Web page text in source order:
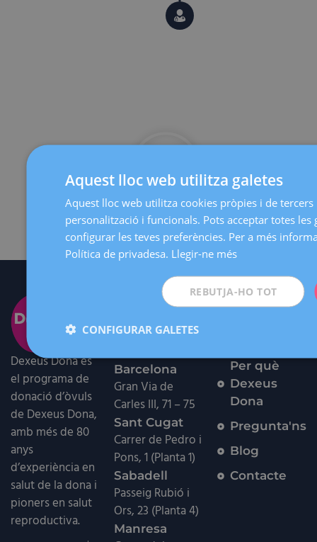
Vull ser donant
Dexeus Dona és
el programa de
donació d’òvuls
de Dexeus Dona,
amb més de 80
anys
d’experiència en
salut de la dona i
pioners en salut
reproductiva.
T'esperem
Als nostres
centres per a
Barcelona
Gran Via de
Carles III, 71 – 75
Sant Cugat
Carrer de Pedro i
Pons, 1 (Planta 1)
Sabadell
Passeig Rubió i
Ors, 23 (Planta 4)
Manresa
Donar
òvuls
Per què
Dexeus
Dona
Pregunta'ns
Blog
Contacte
Aquest lloc web utilitza galetes
Aquest lloc web utilitza cookies pròpies i de
personalització i funcionals. Pots acceptar totes les
configurar les teves preferències. Per a més
Política de privadesa. Llegir-ne més
REBUTJA-HO TOT
CONFIGURAR GALETES